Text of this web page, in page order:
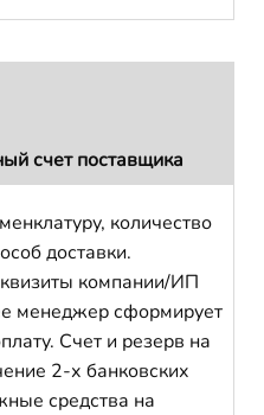
счет поставщика
количество
доставки.
компании/ИП
менеджер сформирует
Счет и резерв на
2-х банковских
средства на